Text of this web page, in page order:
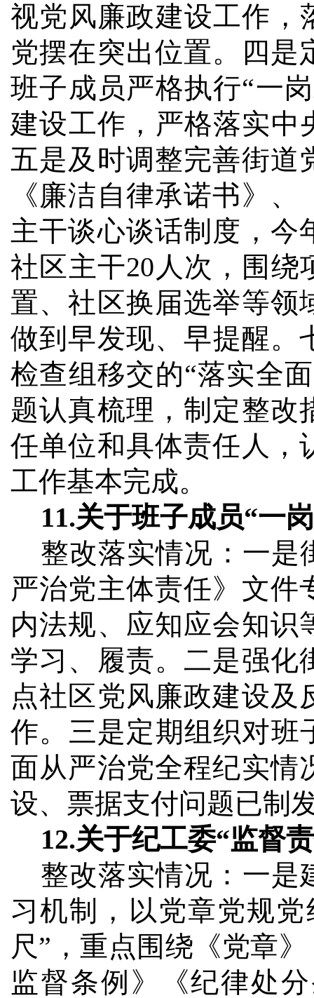
视党风廉政建设工作，
党摆在突出位置。四是
班子成员严格执行“一
建设工作，严格落实中
五是及时调整完善街道
《廉洁自律承诺书》、
主干谈心谈话制度，今
社区主干20 人次，围绕
置、社区换届选举等领
做到早发现、早提醒。
检查组移交的“落实全
题认真梳理，制定整改
任单位和具体责任人，
工作基本完成。
11.关于班子成员“一
整改落实情况： 一是
严治党主体责任》文件
内法规、应知应会知识
学习、履责。二是强化
点社区党风廉政建设及
作。三是定期组织对班
面从严治党全程纪实情
设、票据支付问题已制
12.关于纪工委“监督
整改落实情况： 一是
习机制，以党章党规
尺”，重点围绕《党章
监督条例》《纪律处